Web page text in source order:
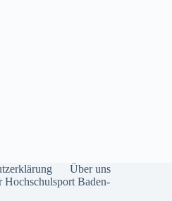
Über uns
Baden-